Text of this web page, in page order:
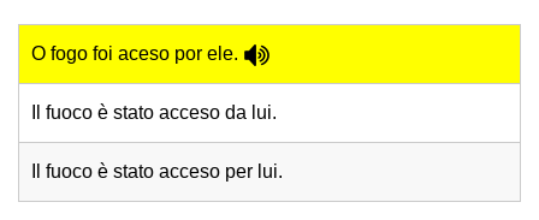
O fogo foi aceso por ele.
Il fuoco è stato acceso da lui.
Il fuoco è stato acceso per lui.